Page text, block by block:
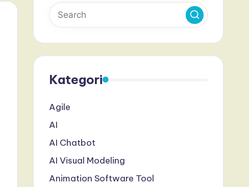
Kategori
Agile
AI
AI Chatbot
AI Visual Modeling
Animation Software Tool